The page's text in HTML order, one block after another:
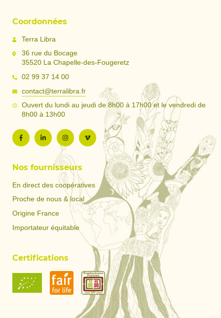
Coordonnées
Terra Libra
36 rue du Bocage
35520 La Chapelle-des-Fougeretz
02 99 37 14 00
contact@terralibra.fr
Ouvert du lundi au jeudi de 8h00 à 17h00 et le vendredi de
8h00 à 13h00
Nos fournisseurs
En direct des coopératives
Proche de nous & local
Origine France
Importateur équitable
Certifications